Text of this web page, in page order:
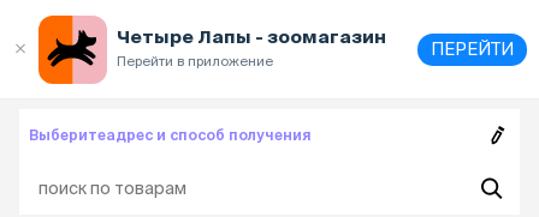
Четыре Лапы - зоомагазин
Перейти в приложение
ПЕРЕЙТИ
Выберитеадрес и способ получения